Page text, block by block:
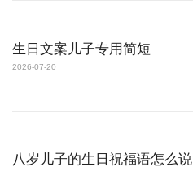
生日文案儿子专用简短
2026-07-20
八岁儿子的生日祝福语怎么说